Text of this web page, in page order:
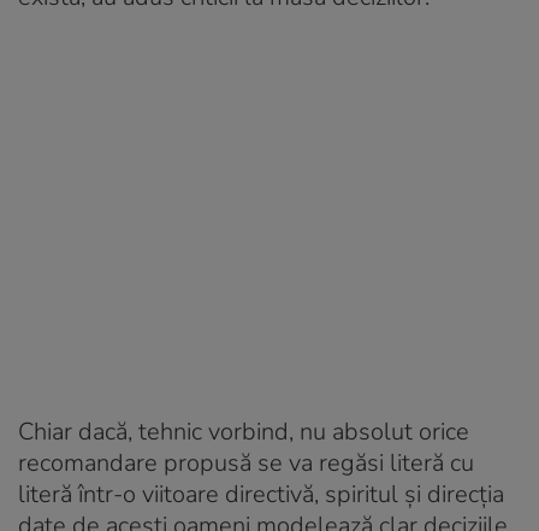
Chiar dacă, tehnic vorbind, nu absolut orice
recomandare propusă se va regăsi literă cu
literă într-o viitoare directivă, spiritul și direcția